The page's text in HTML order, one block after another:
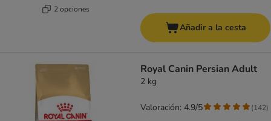
2 opciones
Añadir a la cesta
Royal Canin Persian Adult
2 kg
Valoración: 4.9/5 (142)